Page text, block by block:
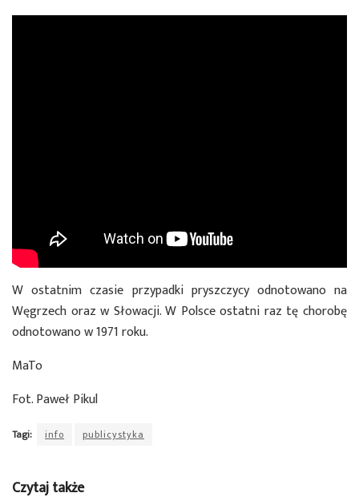
W ostatnim czasie przypadki pryszczycy odnotowano na
Węgrzech oraz w Słowacji. W Polsce ostatni raz tę chorobę
odnotowano w 1971 roku.
MaTo
Fot. Paweł Pikul
Tagi: info publicystyka
Czytaj także